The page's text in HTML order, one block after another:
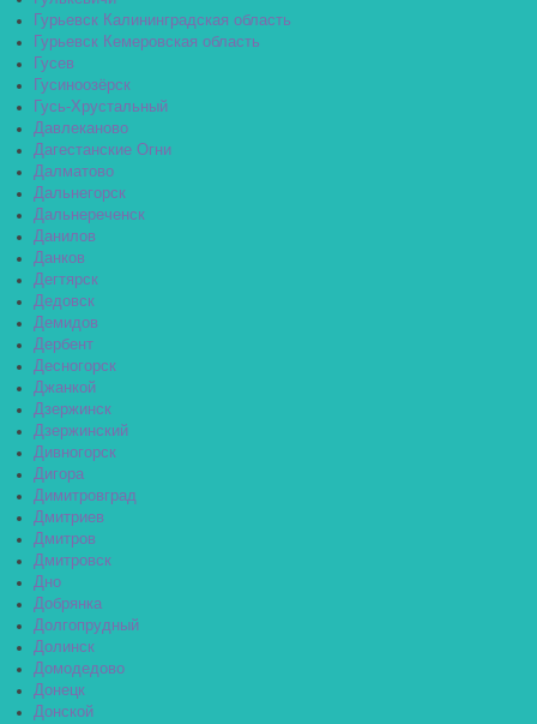
Гурьевск Калининградская область
Гурьевск Кемеровская область
Гусев
Гусиноозёрск
Гусь-Хрустальный
Давлеканово
Дагестанские Огни
Далматово
Дальнегорск
Дальнереченск
Данилов
Данков
Дегтярск
Дедовск
Демидов
Дербент
Десногорск
Джанкой
Дзержинск
Дзержинский
Дивногорск
Дигора
Димитровград
Дмитриев
Дмитров
Дмитровск
Дно
Добрянка
Долгопрудный
Долинск
Домодедово
Донецк
Донской